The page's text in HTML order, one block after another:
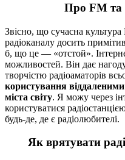
Про FM та
Звісно, що сучасна
радіоканалу досить
б, що це — «отстой».
можливостей. Він дає
творчістю радіоаматорів
користування
міста світу. Я можу через
користуватися
будь-де, де є радіолюбителі.
Як врятувати